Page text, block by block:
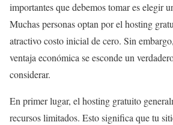
importantes que debemos tomar es elegir
Muchas personas optan por el hosting
atractivo costo inicial de cero. Sin
ventaja económica se esconde un
considerar.
En primer lugar, el hosting gratuito
recursos limitados. Esto significa que tu